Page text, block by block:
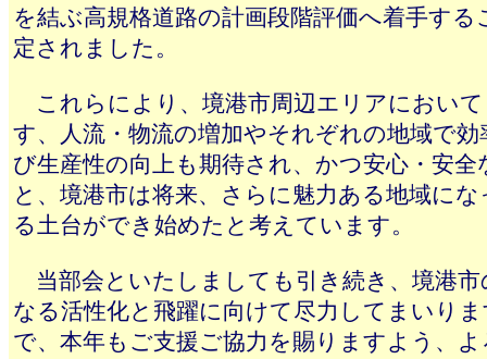
を結ぶ高規格道路の計画段階評価へ着手する
定されました。
これらにより、境港市周辺エリアにおい
す、人流・物流の増加やそれぞれの地域で効
び生産性の向上も期待され、かつ安心・安全
と、境港市は将来、さらに魅力ある地域に
る土台ができ始めたと考えています。
当部会といたしましても引き続き、境港市
なる活性化と飛躍に向けて尽力してまいり
で、本年もご支援ご協力を賜りますよう、